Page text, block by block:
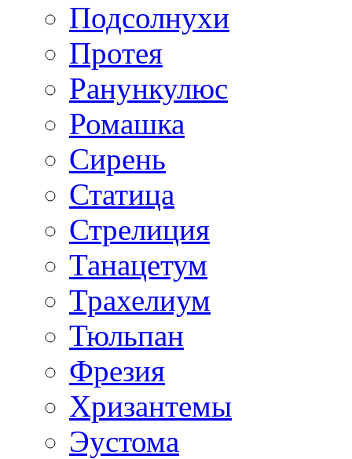
Подсолнухи
Протея
Ранункулюс
Ромашка
Сирень
Статица
Стрелиция
Танацетум
Трахелиум
Тюльпан
Фрезия
Хризантемы
Эустома